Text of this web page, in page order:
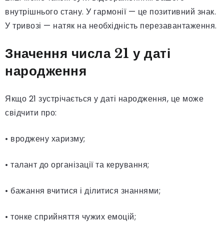
внутрішнього стану. У гармонії — це позитивний знак.
У тривозі — натяк на необхідність перезавантаження.
Значення числа 21 у даті
народження
Якщо 21 зустрічається у даті народження, це може
свідчити про:
• вроджену харизму;
• талант до організації та керування;
• бажання вчитися і ділитися знаннями;
• тонке сприйняття чужих емоцій;